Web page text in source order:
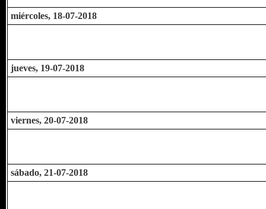
miércoles, 18-07-2018
jueves, 19-07-2018
viernes, 20-07-2018
sábado, 21-07-2018